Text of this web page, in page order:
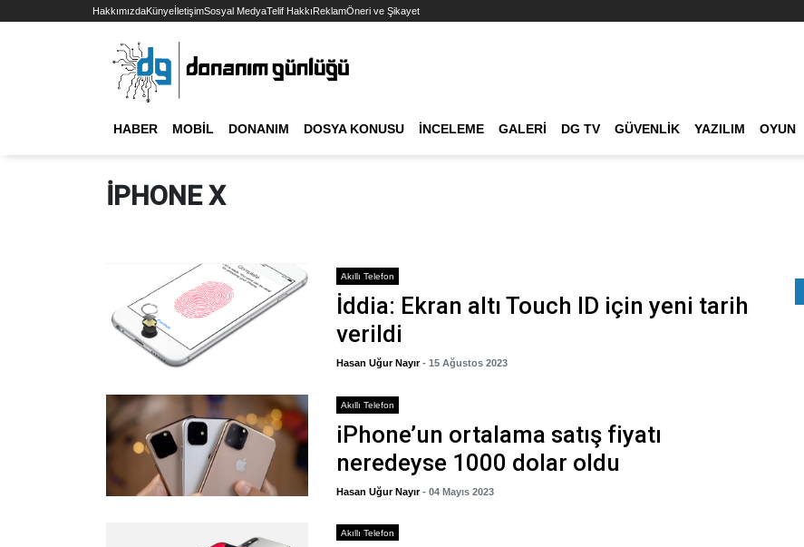
HakkımızdaKünyeİletişimSosyal MedyaTelif HakkıReklamÖneri ve Şikayet
HABER MOBIL DONANIM DOSYA KONUSU İNCELEME GALERI DG TV GÜVENLIK YAZILIM OYUN
IPHONE X
Akıllı Telefon
İddia: Ekran altı Touch ID için yeni tarih
verildi
Hasan Uğur Nayır - 15 Ağustos 2023
Akıllı Telefon
iPhone’un ortalama satış fiyatı
neredeyse 1000 dolar oldu
Hasan Uğur Nayır - 04 Mayıs 2023
Akıllı Telefon